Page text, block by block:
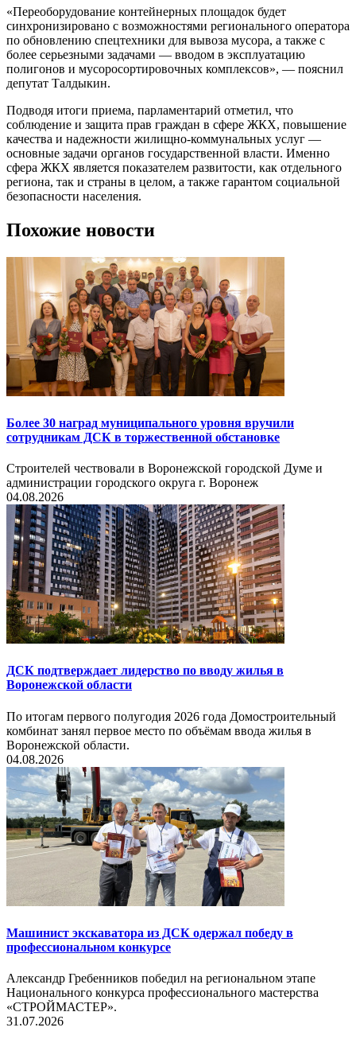
«Переоборудование контейнерных площадок будет
синхронизировано с возможностями регионального оператора
по обновлению спецтехники для вывоза мусора, а также с
более серьезными задачами — вводом в эксплуатацию
полигонов и мусоросортировочных комплексов», — пояснил
депутат Талдыкин.
Подводя итоги приема, парламентарий отметил, что
соблюдение и защита прав граждан в сфере ЖКХ, повышение
качества и надежности жилищно-коммунальных услуг —
основные задачи органов государственной власти. Именно
сфера ЖКХ является показателем развитости, как отдельного
региона, так и страны в целом, а также гарантом социальной
безопасности населения.
Похожие новости
Более 30 наград муниципального уровня вручили
сотрудникам ДСК в торжественной обстановке
Строителей чествовали в Воронежской городской Думе и
администрации городского округа г. Воронеж
04.08.2026
ДСК подтверждает лидерство по вводу жилья в
Воронежской области
По итогам первого полугодия 2026 года Домостроительный
комбинат занял первое место по объёмам ввода жилья в
Воронежской области.
04.08.2026
Машинист экскаватора из ДСК одержал победу в
профессиональном конкурсе
Александр Гребенников победил на региональном этапе
Национального конкурса профессионального мастерства
«СТРОЙМАСТЕР».
31.07.2026